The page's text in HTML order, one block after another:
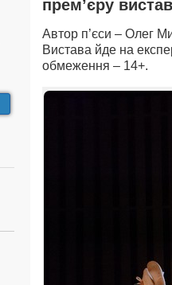
прем’єру
Автор п’єси – Олег
Вистава йде на
обмеження – 14+.